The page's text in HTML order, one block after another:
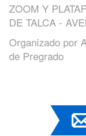
ZOOM Y
DE TALCA -
Organizado por
de Pregrado